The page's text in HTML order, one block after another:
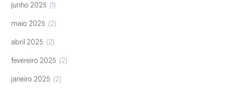
junho 2025 1
maio 2025 2
abril 2025 2
fevereiro 2025 2
janeiro 2025 2